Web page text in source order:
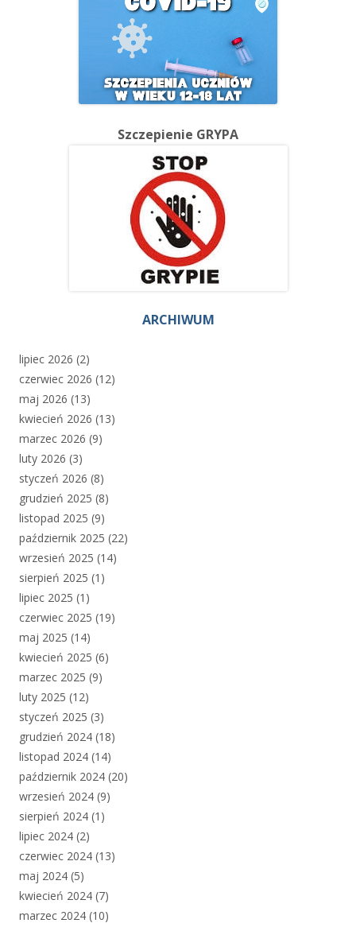
Szczepienie GRYPA
ARCHIWUM
lipiec 2026 (2)
czerwiec 2026 (12)
maj 2026 (13)
kwiecień 2026 (13)
marzec 2026 (9)
luty 2026 (3)
styczeń 2026 (8)
grudzień 2025 (8)
listopad 2025 (9)
październik 2025 (22)
wrzesień 2025 (14)
sierpień 2025 (1)
lipiec 2025 (1)
czerwiec 2025 (19)
maj 2025 (14)
kwiecień 2025 (6)
marzec 2025 (9)
luty 2025 (12)
styczeń 2025 (3)
grudzień 2024 (18)
listopad 2024 (14)
październik 2024 (20)
wrzesień 2024 (9)
sierpień 2024 (1)
lipiec 2024 (2)
czerwiec 2024 (13)
maj 2024 (5)
kwiecień 2024 (7)
marzec 2024 (10)